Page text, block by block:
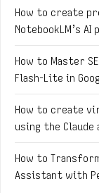
How to create
NotebookLM’s
How to Master
Flash-Lite in
How to create
using the
How to
Assistant with